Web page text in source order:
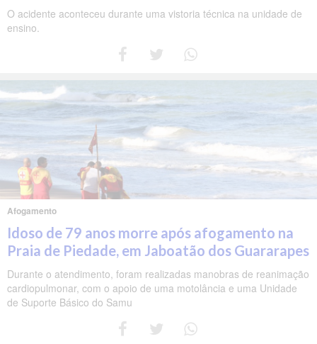
O acidente aconteceu durante uma vistoria técnica na unidade de
ensino.
Afogamento
Idoso de 79 anos morre após afogamento na
Praia de Piedade, em Jaboatão dos Guararapes
Durante o atendimento, foram realizadas manobras de reanimação
cardiopulmonar, com o apoio de uma motolância e uma Unidade
de Suporte Básico do Samu